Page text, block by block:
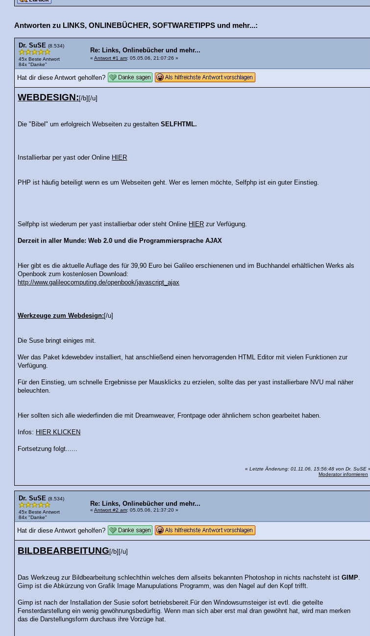
Antworten zu LINKS, ONLINEBÜCHER, SOFTWARETIPPS und mehr...:
Dr. SuSE (8.534)
45x Beste Antwort
84x "Danke"
Re: Links, Onlinebücher und mehr...
« Antwort #1 am: 05.05.06, 21:07:26 »
Hat dir diese Antwort geholfen?
WEBDESIGN: [/b][/u]
Die "Bibel" um erfolgreich Webseiten zu gestaltenSELFHTML.
Installierbar per yast oder Online HIER
PHP ist häufig beteiligt wenn es um Webseiten geht. Wer es lernen möchte, Selfphp ist ein guter Einstieg.
Selfphp ist wiederum per yast installierbar oder steht Online HIER zur Verfügung.
Derzeit in aller Munde: Web 2.0 und die Programmiersprache AJAX
Hier gibt es die aktuelle Auflage des für 39,90 Euro bei Galileo erschienenen und im Buchhandel erhältlichen Werks als
Openbook zum kostenlosen Download:
http://www.galileocomputing.de/openbook/javascript_ajax
Werkzeuge zum Webdesign: [/u]
Die Suse bringt einiges mit.
Wer das Paket kdewebdev installiert, hat anschließend einen hervorragenden HTML Editor mit vielen Funktionen zur
Verfügung.
Für den Einstieg, um schnelle Ergebnisse per Mausklicks zu erzielen, sollte das per yast installierbare NVU mal näher
beleuchten.
Hier sollten sich alle wiederfinden die mit Dreamweaver, Frontpage oder ähnlichem schon gearbeitet haben.
Infos: HIER KLICKEN
Fortsetzung folgt......
« Letzte Änderung: 01.11.06, 15:56:48 von Dr. SuSE »
Moderator informieren
Dr. SuSE (8.534)
45x Beste Antwort
84x "Danke"
Re: Links, Onlinebücher und mehr...
« Antwort #2 am: 05.05.06, 21:37:20 »
Hat dir diese Antwort geholfen?
BILDBEARBEITUNG [/b][/u]
Das Werkzeug zur Bildbearbeitung schlechthin welches dem allseits bekannten Photoshop in nichts nachsteht istGIMP
Gimp ist die Abkürzung von Grafik Image Manupulations Programm, was den Nagel auf den Kopf trifft.
Gimp ist nach der Installation der Susie sofort betriebsbereit.Für den Windowsumsteiger ist evtl. die geteilte
Fensterdarstellung ein wenig gewöhnungsbedürftig. Wenn man sich aber erst mal dran gewöhnt hat, wird man merken
das die Darstellungsform durchaus ihre Vorzüge hat.